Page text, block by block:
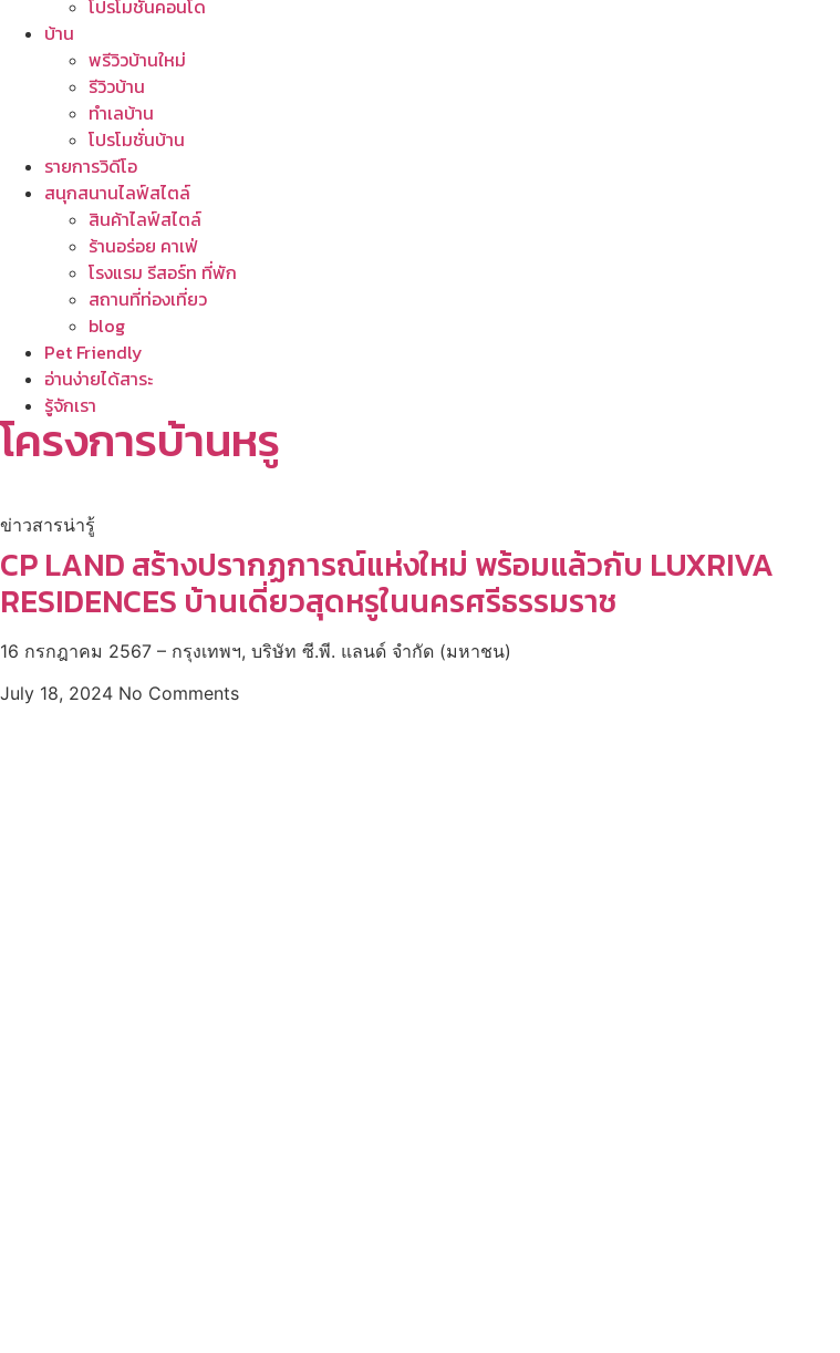
โปรโมชั่นคอนโด
บ้าน
พรีวิวบ้านใหม่
รีวิวบ้าน
ทำเลบ้าน
โปรโมชั่นบ้าน
รายการวิดีโอ
สนุกสนานไลฟ์สไตล์
สินค้าไลฟ์สไตล์
ร้านอร่อย คาเฟ่
โรงแรม รีสอร์ท ที่พัก
สถานที่ท่องเที่ยว
blog
Pet Friendly
อ่านง่ายได้สาระ
รู้จักเรา
โครงการบ้านหรู
ข่าวสารน่ารู้
CP LAND สร้างปรากฏการณ์แห่งใหม่ พร้อมแล้วกับ LUXRIVA
RESIDENCES บ้านเดี่ยวสุดหรูในนครศรีธรรมราช
16 กรกฎาคม 2567 – กรุงเทพฯ, บริษัท ซี.พี. แลนด์ จำกัด (มหาชน)
July 18, 2024 No Comments